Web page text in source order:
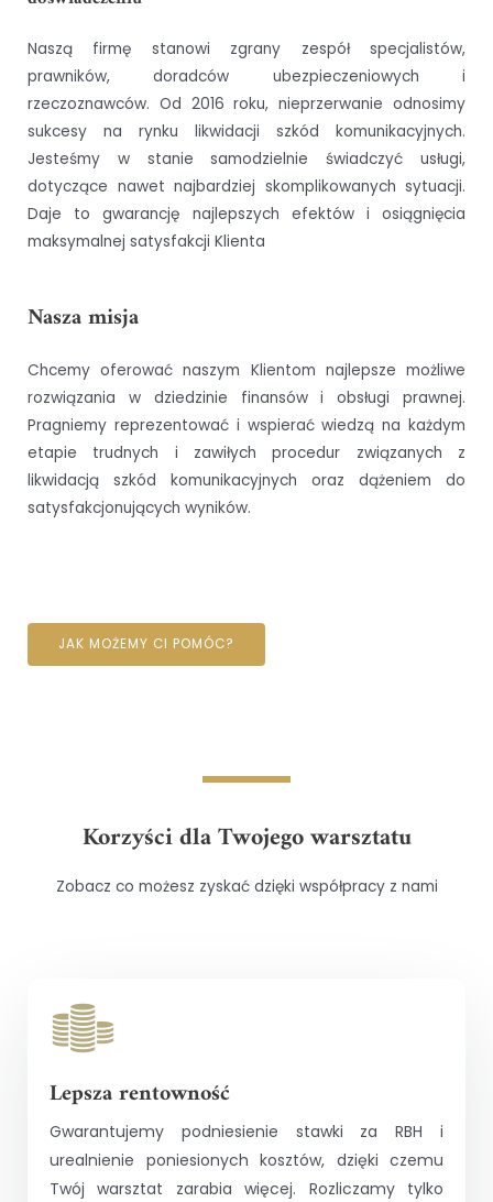
Naszą firmę stanowi zgrany zespół specjalistów,
prawników, doradców ubezpieczeniowych i
rzeczoznawców. Od 2016 roku, nieprzerwanie odnosimy
sukcesy na rynku likwidacji szkód komunikacyjnych.
Jesteśmy w stanie samodzielnie świadczyć usługi,
dotyczące nawet najbardziej skomplikowanych sytuacji.
Daje to gwarancję najlepszych efektów i osiągnięcia
maksymalnej satysfakcji Klienta
Nasza misja
Chcemy oferować naszym Klientom najlepsze możliwe
rozwiązania w dziedzinie finansów i obsługi prawnej.
Pragniemy reprezentować i wspierać wiedzą na każdym
etapie trudnych i zawiłych procedur związanych z
likwidacją szkód komunikacyjnych oraz dążeniem do
satysfakcjonujących wyników.
JAK MOŻEMY CI POMÓC?
Korzyści dla Twojego warsztatu
Zobacz co możesz zyskać dzięki współpracy z nami
Lepsza rentowność
Gwarantujemy podniesienie stawki za RBH i
urealnienie poniesionych kosztów, dzięki czemu
Twój warsztat zarabia więcej. Rozliczamy tylko